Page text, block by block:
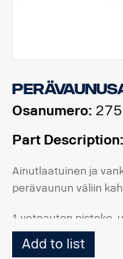
Osanumero:
Part Description:
Ainutlaatuinen ja
perävaunun väliin
1 vetoauton pistoke,
1 Curl-E-kelajohdin
1 perävaunun
Add to list